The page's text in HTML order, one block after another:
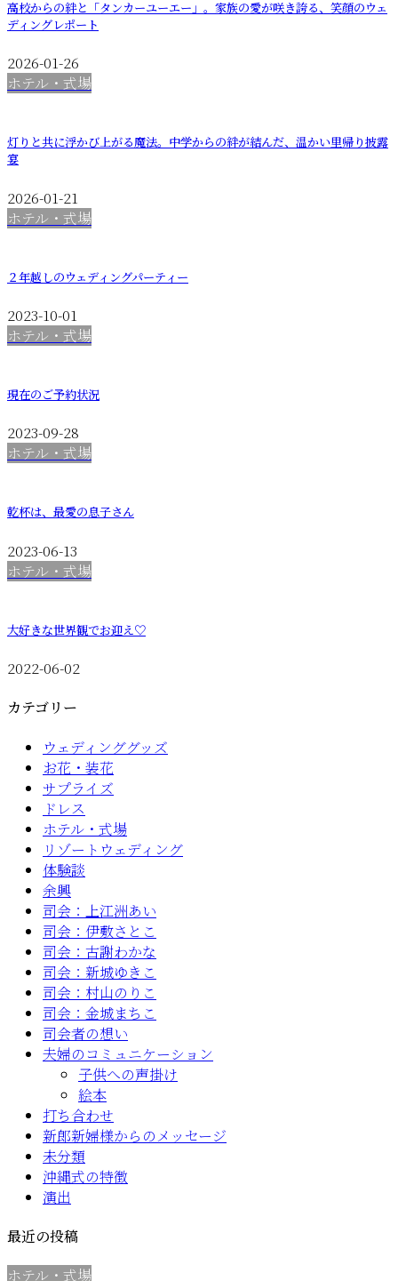
高校からの絆と「タンカーユーエー」。家族の愛が咲き誇る、笑顔のウェ
ディングレポート
2026-01-26
ホテル・式場
灯りと共に浮かび上がる魔法。中学からの絆が結んだ、温かい里帰り披露
宴
2026-01-21
ホテル・式場
２年越しのウェディングパーティー
2023-10-01
ホテル・式場
現在のご予約状況
2023-09-28
ホテル・式場
乾杯は、最愛の息子さん
2023-06-13
ホテル・式場
大好きな世界観でお迎え♡
2022-06-02
カテゴリー
ウェディンググッズ
お花・装花
サプライズ
ドレス
ホテル・式場
リゾートウェディング
体験談
余興
司会：上江洲あい
司会：伊敷さとこ
司会：古謝わかな
司会：新城ゆきこ
司会：村山のりこ
司会：金城まちこ
司会者の想い
夫婦のコミュニケーション
子供への声掛け
絵本
打ち合わせ
新郎新婦様からのメッセージ
未分類
沖縄式の特徴
演出
最近の投稿
ホテル・式場